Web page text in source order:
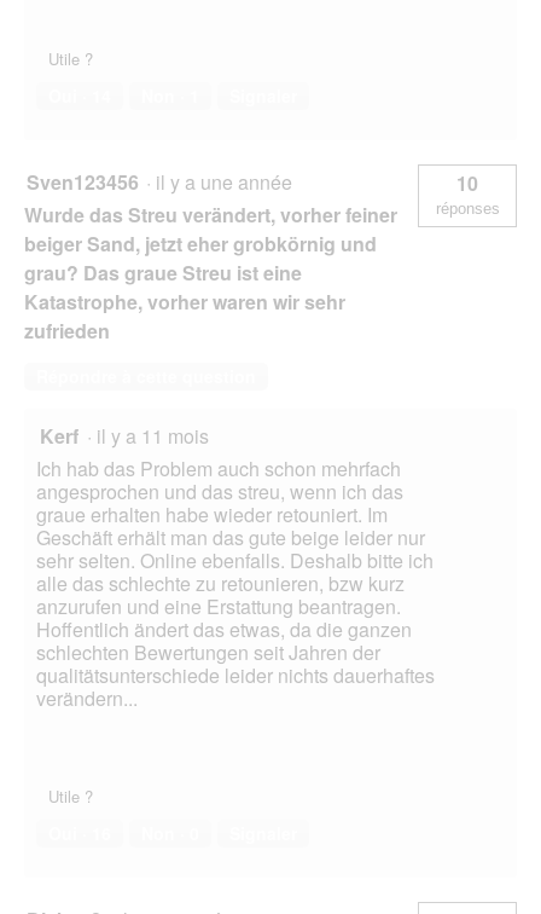
Utile ?
Sven123456 · il y a une année
Wurde das Streu verändert, vorher feiner
beiger Sand, jetzt eher grobkörnig und
grau? Das graue Streu ist eine
Katastrophe, vorher waren wir sehr
zufrieden
10
réponses
Kerf · il y a 11 mois
Ich hab das Problem auch schon mehrfach
angesprochen und das streu, wenn ich das
graue erhalten habe wieder retouniert. Im
Geschäft erhält man das gute beige leider nur
sehr selten. Online ebenfalls. Deshalb bitte ich
alle das schlechte zu retounieren, bzw kurz
anzurufen und eine Erstattung beantragen.
Hoffentlich ändert das etwas, da die ganzen
schlechten Bewertungen seit Jahren der
qualitätsunterschiede leider nichts dauerhaftes
verändern...
Utile ?